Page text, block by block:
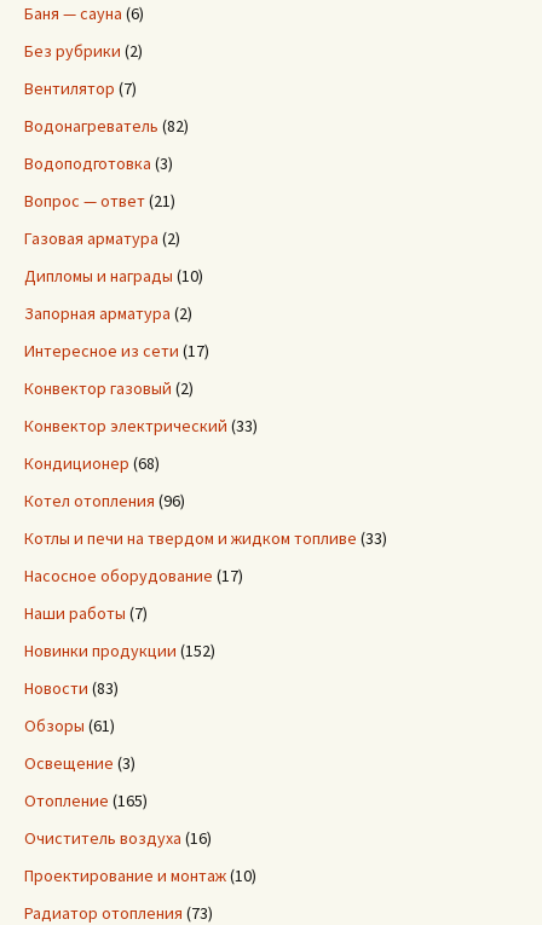
Баня — сауна (6)
Без рубрики (2)
Вентилятор (7)
Водонагреватель (82)
Водоподготовка (3)
Вопрос — ответ(21)
Газовая арматура (2)
Дипломы и награды (10)
Запорная арматура (2)
Интересное из сети (17)
Конвектор газовый (2)
Конвектор электрический (33)
Кондиционер (68)
Котел отопления (96)
Котлы и печи на твердом и жидком топливе (33)
Насосное оборудование (17)
Наши работы (7)
Новинки продукции (152)
Новости (83)
Обзоры (61)
Освещение (3)
Отопление (165)
Очиститель воздуха (16)
Проектирование и монтаж(10)
Радиатор отопления (73)